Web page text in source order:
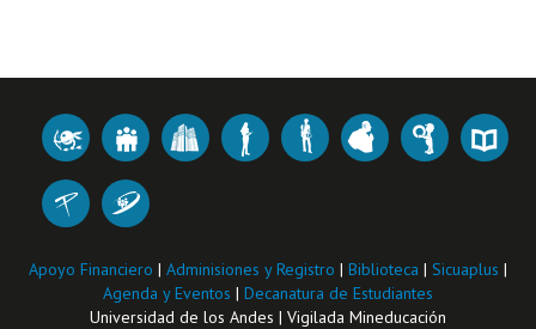
Apoyo Financiero | Adminisiones y Registro | Biblioteca | Sicuaplus |
Agenda y Eventos | Decanatura de Estudiantes
Universidad de los Andes | Vigilada Mineducación